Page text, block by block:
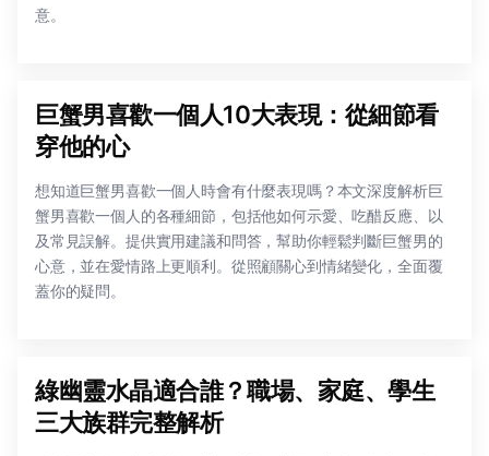
意。
巨蟹男喜歡一個人10大表現：從細節看
穿他的心
想知道巨蟹男喜歡一個人時會有什麼表現嗎？本文深度解析巨
蟹男喜歡一個人的各種細節，包括他如何示愛、吃醋反應、以
及常見誤解。提供實用建議和問答，幫助你輕鬆判斷巨蟹男的
心意，並在愛情路上更順利。從照顧關心到情緒變化，全面覆
蓋你的疑問。
綠幽靈水晶適合誰？職場、家庭、學生
三大族群完整解析